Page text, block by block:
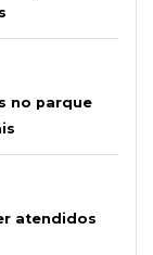
no parque
atendidos